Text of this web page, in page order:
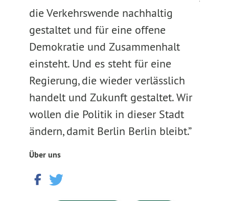
die Verkehrswende nachhaltig
gestaltet und für eine offene
Demokratie und Zusammenhalt
einsteht. Und es steht für eine
Regierung, die wieder verlässlich
handelt und Zukunft gestaltet. Wir
wollen die Politik in dieser Stadt
ändern, damit Berlin Berlin bleibt.”
Über uns